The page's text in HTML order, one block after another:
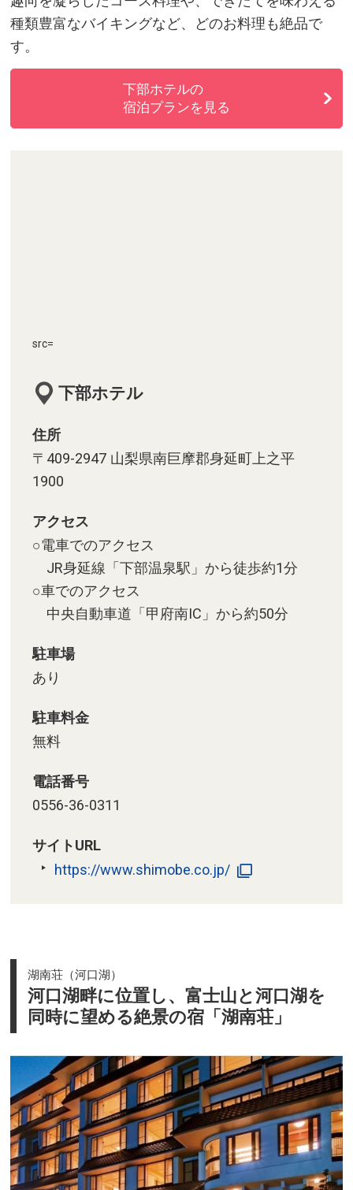
種類豊富なバイキングなど、どのお料理も絶品で
す。
下部ホテルの
宿泊プランを見る
src=
下部ホテル
住所
〒409-2947 山梨県南巨摩郡身延町上之平
1900
アクセス
○電車でのアクセス
JR身延線「下部温泉駅」から徒歩約1分
○車でのアクセス
中央自動車道「甲府南IC」から約50分
駐車場
あり
駐車料金
無料
電話番号
0556-36-0311
サイトURL
https://www.shimobe.co.jp/
湖南荘（河口湖）
河口湖畔に位置し、富士山と河口湖を
同時に望める絶景の宿「湖南荘」